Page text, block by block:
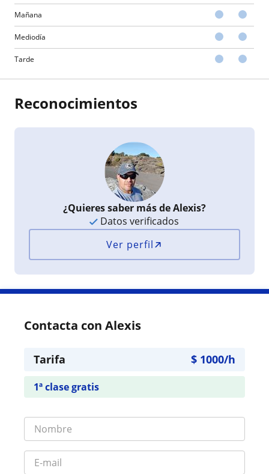
Mañana
Mediodía
Tarde
Reconocimientos
¿Quieres saber más de Alexis?
Datos verificados
Ver perfil
Contacta con Alexis
Tarifa $ 1000/h
1ª clase gratis